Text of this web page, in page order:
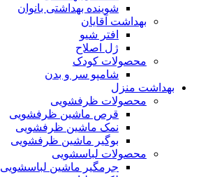
شوینده بهداشتی بانوان
بهداشت آقایان
افتر شیو
ژل اصلاح
محصولات کودک
شامپو سر و بدن
بهداشت منزل
محصولات ظرفشویی
قرص ماشین ظرفشویی
نمک ماشین ظرفشویی
بوگیر ماشین ظرفشویی
محصولات لباسشویی
جرمگیر ماشین لباسشویی